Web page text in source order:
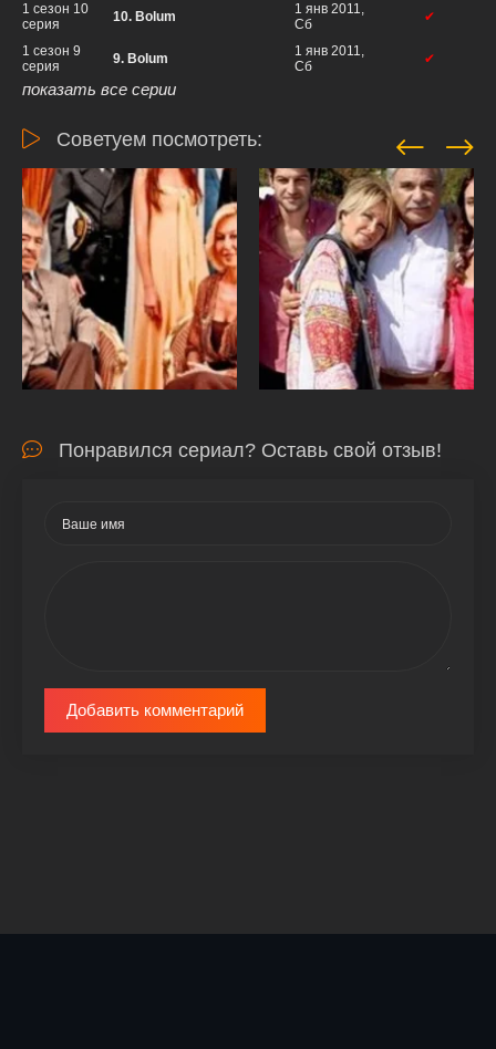
1 сезон 10
серия
10. Bolum
1 янв 2011,
Сб
✔
1 сезон 9
серия
9. Bolum
1 янв 2011,
Сб
✔
показать все серии
Советуем посмотреть:
Понравился сериал? Оставь свой отзыв!
Добавить комментарий